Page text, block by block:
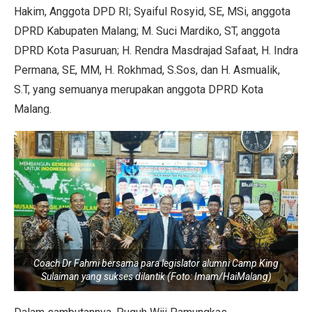
Hakim, Anggota DPD RI; Syaiful Rosyid, SE, MSi, anggota
DPRD Kabupaten Malang; M. Suci Mardiko, ST, anggota
DPRD Kota Pasuruan; H. Rendra Masdrajad Safaat, H. Indra
Permana, SE, MM, H. Rokhmad, S.Sos, dan H. Asmualik,
S.T, yang semuanya merupakan anggota DPRD Kota
Malang.
Coach Dr Fahmi bersama para legislator alumni Camp King
Sulaiman yang sukses dilantik (Foto: Imam/HaiMalang)